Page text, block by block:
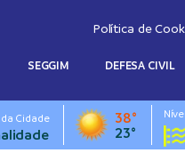
Política de
SEGGIM DEFESA CIVIL
Cidade
38°
23°